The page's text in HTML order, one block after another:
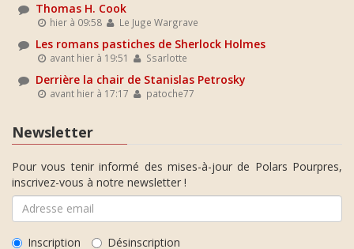
Thomas H. Cook
hier à 09:58 Le Juge Wargrave
Les romans pastiches de Sherlock Holmes
avant hier à 19:51 Ssarlotte
Derrière la chair de Stanislas Petrosky
avant hier à 17:17 patoche77
Newsletter
Pour vous tenir informé des mises-à-jour de Polars Pourpres,
inscrivez-vous à notre newsletter !
Inscription Désinscription